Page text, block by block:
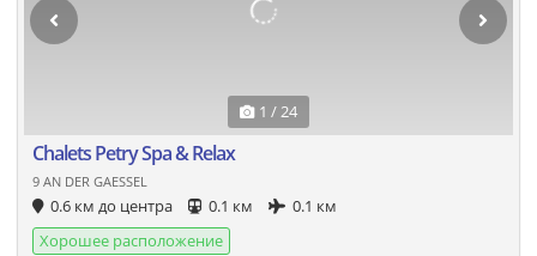
1 / 24
Chalets Petry Spa & Relax
9 AN DER GAESSEL
0.6 км до центра 0.1 км
0.1 км
Хорошее расположение